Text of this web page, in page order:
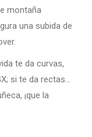
montaña
una subida de
te da curvas,
si te da rectas…
¡que la